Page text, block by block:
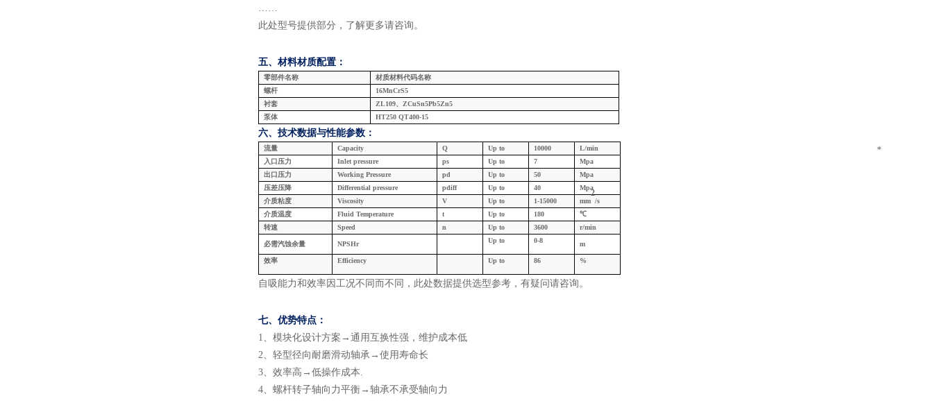
……
此处型号提供部分，了解更多请咨询。
五、材料材质配置：
零部件名称
材质材料代码名称
螺杆
16MnCrS5
衬套
ZL109、ZCuSn5Pb5Zn5
泵体
HT250 QT400-15
六、技术数据与性能参数：
流量 Capacity Q Up to 10000
L/min
入口压力
Inlet pressure ps Up to 7
Mpa
出口压力
Working Pressure pd Up to 50
Mpa
压差压降
Differential pressure pdiff Up to 40
Mpa
介质粘度
Viscosity V Up to 1-15000 mm
2
/s
介质温度
Fluid Temperature t Up to 180
℃
转速
Speed n Up to 3600 r/min
必需汽蚀余量 NPSHr Up to 0-8 m
效率 Efficiency Up to 86 %
*
自吸能力和效率因工况不同而不同，此处数据提供选型参考，有疑问请咨询。
七、 优势特点：
1、 模块化设计方案 →通用互换性强，维护成本低
2、 轻型径向耐磨滑动轴承 →使用寿命长
3、 效率高 →低操作成本.
4、 螺杆转子轴向力平衡 →轴承不承受轴向力